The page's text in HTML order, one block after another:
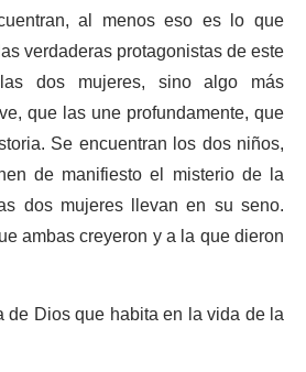
al menos eso es lo que
verdaderas protagonistas de este
dos mujeres, sino algo más
que las une profundamente, que
Se encuentran los dos niños,
de manifiesto el misterio de la
dos mujeres llevan en su seno.
ambas creyeron y a la que dieron
Dios que habita en la vida de la